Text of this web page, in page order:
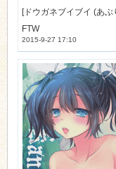
FTW
2015-9-27 17:10